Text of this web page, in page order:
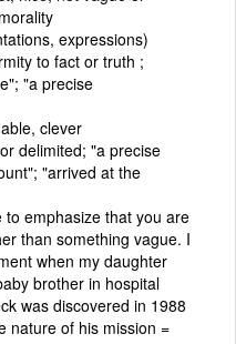
expressions)
to fact or truth ;
"a precise
clever
delimited; "a precise
"arrived at the
emphasize that you are
than something vague. I
when my daughter
brother in hospital
was discovered in 1988
nature of his mission =